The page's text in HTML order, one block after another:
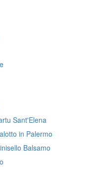
Sant'Elena
in Palermo
Balsamo